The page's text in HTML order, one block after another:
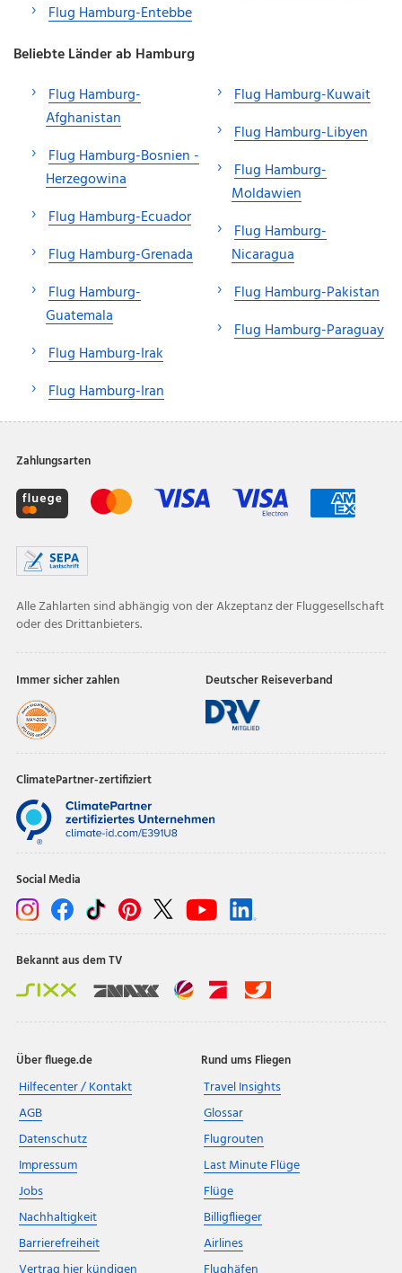
Flug Hamburg-Entebbe
Beliebte Länder ab Hamburg
Flug Hamburg-
Afghanistan
Flug Hamburg-Bosnien -
Herzegowina
Flug Hamburg-Ecuador
Flug Hamburg-Grenada
Flug Hamburg-
Guatemala
Flug Hamburg-Irak
Flug Hamburg-Iran
Flug Hamburg-Kuwait
Flug Hamburg-Libyen
Flug Hamburg-
Moldawien
Flug Hamburg-
Nicaragua
Flug Hamburg-Pakistan
Flug Hamburg-Paraguay